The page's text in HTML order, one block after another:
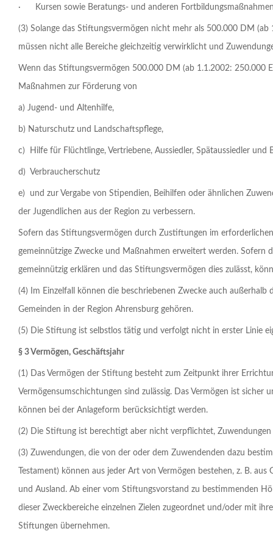
· Kursen sowie Beratungs- und anderen
(3) Solange das Stiftungsvermögen nicht mehr als 500.000 DM
müssen nicht alle Bereiche gleichzeitig verwirklicht und
Wenn das Stiftungsvermögen 500.000 DM (ab 1.1.2002: 250.000
Maßnahmen zur Förderung von
a) Jugend- und Altenhilfe,
b) Naturschutz und Landschaftspflege,
c) Hilfe für Flüchtlinge, Vertriebene, Aussiedler, Spätaussiedler und
d) Verbraucherschutz
e) und zur Vergabe von Stipendien, Beihilfen oder ähnlichen
der Jugend­lichen aus der Region zu verbessern.
Sofern das Stiftungsvermögen durch Zustiftungen im
gemeinnützige Zwecke und Maß­nahmen erweitert werden. Sofern
gemeinnützig erklären und das Stiftungsvermögen dies zulässt,
(4) Im Einzelfall können die beschriebenen Zwecke auch
Gemeinden in der Region Ahrensburg gehören.
(5) Die Stiftung ist selbstlos tätig und verfolgt nicht in erster Linie
§ 3 Vermögen, Geschäftsjahr
(1) Das Vermögen der Stiftung besteht zum Zeitpunkt ihrer
Vermögensumschichtungen sind zulässig. Das Vermögen ist
können bei der Anlageform berücksichtigt werden.
(2) Die Stiftung ist berechtigt aber nicht verpflichtet,
(3) Zuwendungen, die von der oder dem Zuwendenden dazu
Testament) können aus jeder Art von Vermögen bestehen, z. B.
und Ausland. Ab einer vom Stiftungsvorstand zu bestimmenden
dieser Zweckbereiche einzelnen Zielen zugeordnet und/oder mit
Stiftungen übernehmen.